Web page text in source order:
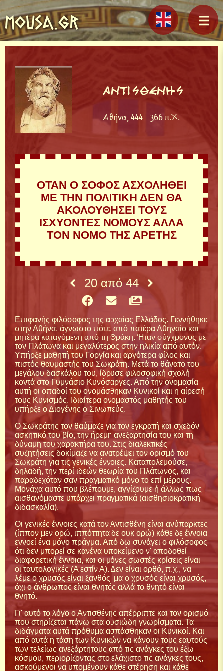
MOUSA.GR
ΑΝΤΙΣΘΕΝΗΣ
Αθήνα, 444 - 366 π.Χ.
ΟΤΑΝ Ο ΣΟΦΟΣ ΑΣΧΟΛΗΘΕΙ
ΜΕ ΤΗΝ ΠΟΛΙΤΙΚΗ ΔΕΝ ΘΑ
ΑΚΟΛΟΥΘΗΣΕΙ ΤΟΥΣ
ΙΣΧΥΟΝΤΕΣ ΝΟΜΟΥΣ ΑΛΛΑ
ΤΟΝ ΝΟΜΟ ΤΗΣ ΑΡΕΤΗΣ
20 από44
Επιφανής φιλόσοφος της αρχαίας Ελλάδος. Γεννήθηκε
στην Αθήνα, άγνωστο πότε, από πατέρα Αθηναίο και
μητέρα καταγόμενη από τη Θράκη. Ήταν σύγχρονος με
τον Πλάτωνα και μεγαλύτερος στην ηλικία από αυτόν.
Υπήρξε μαθητή του Γοργία και αργότερα φίλος και
πιστός θαυμαστής του Σωκράτη. Μετά το θάνατο του
μεγάλου δασκάλου του, ίδρυσε φιλοσοφική σχολή
κοντά στο Γυμνάσιο Κυνόσαργες. Από την ονομασία
αυτή οι οπαδοί του ονομάσθηκαν Κυνικοί και η αίρεσή
τους Κυνισμός. Ιδιαίτερα ονομαστός μαθητής του
υπήρξε ο Διογένης ο Σινωπεύς.
Ο Σωκράτης τον θαύμαζε για τον εγκρατή και σχεδόν
ασκητικό του βίο, την ήρεμη ανεξαρτησία του και τη
δύναμη του χαρακτήρα του. Στις διαλεκτικές
συζητήσεις δοκίμαζε να ανατρέψει τον ορισμό του
Σωκράτη για τις γενικές έννοιες. Καταπολεμούσε,
δηλαδή, την περί ιδεών θεωρία του Πλάτωνος, και
παραδεχόταν σαν πραγματικό μόνο το επί μέρους.
Μονάχα αυτό που βλέπουμε, αγγίζουμε ή άλλως πως
αισθανόμαστε υπάρχει πραγματικά (αισθησιοκρατική
διδασκαλία).
Οι γενικές έννοιες κατά τον Αντισθένη είναι ανύπαρκτες
(ίππον μεν ορώ, ιππόττητα δε ουκ ορώ) κάθε δε έννοια
εννοεί ένα μόνο πράγμα. Από δω συνάγει ο φιλόσοφος
ότι δεν μπορεί σε κανένα υποκείμενο ν' αποδοθεί
διαφορετική έννοια, και οι μόνες σωστές κρίσεις είναι
οι ταυτολογικές (Α εστίν Α). Δεν είναι ορθό, π.χ., να
λέμε ο χρυσός είναι ξανθός, μα ο χρυσός είναι χρυσός,
όχι ο άνθρωπος είναι θνητός αλλά το θνητό είναι
θνητό.
Γι' αυτό το λόγο ο Αντισθένης απέρριπτε και τον ορισμό
που στηρίζεται πάνω στα ουσιώδη γνωρίσματα. Τα
διδάγματα αυτά πρόθυμα ασπάσθηκαν οι Κυνικοί. Και
από αυτά η τάση των Κυνικών να κάνουν τους εαυτούς
των τελείως ανεξάρτητους από τις ανάγκες του έξω
κόσμου, περιορίζοντας στο ελάχιστο τις ανάγκες τους,
ασκούμενοι να υπομένουν κάθε στέρηση και κάθε